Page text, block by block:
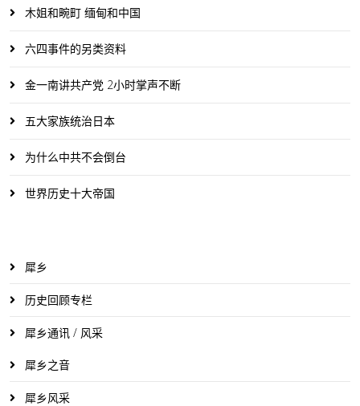
木姐和畹町 缅甸和中国
六四事件的另类资料
金一南讲共产党 2小时掌声不断
五大家族统治日本
为什么中共不会倒台
世界历史十大帝国
犀乡
历史回顾专栏
犀乡通讯 / 风采
犀乡之音
犀乡风采